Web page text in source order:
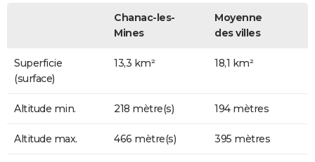
Chanac-les-
Mines
Moyenne
des villes
Superficie
(surface)
13,3 km² 18,1 km²
Altitude min. 218 mètre(s) 194 mètres
Altitude max. 466 mètre(s) 395 mètres